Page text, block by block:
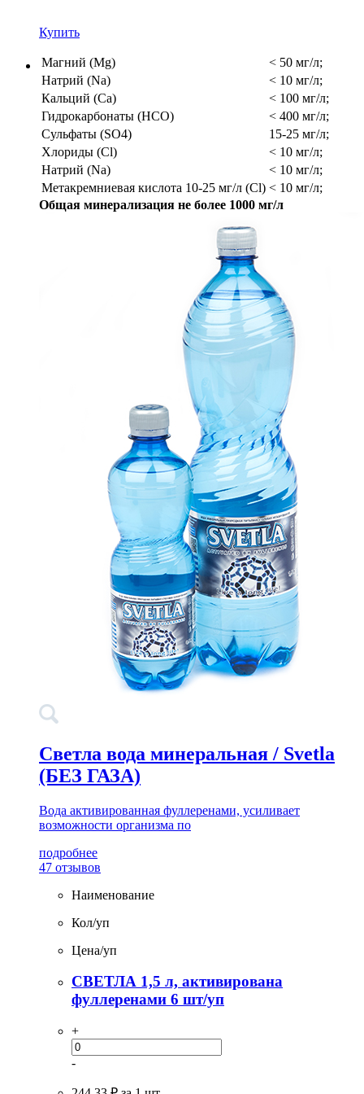
Купить
Магний (Mg)
< 50 мг/л;
Натрий (Na)
< 10 мг/л;
Кальций (Ca)
< 100 мг/л;
Гидрокарбонаты (HCO)
< 400 мг/л;
Сульфаты (SO4)
15-25 мг/л;
Хлориды (Cl)
< 10 мг/л;
Натрий (Na)
< 10 мг/л;
Метакремниевая кислота 10-25 мг/л (Cl) < 10 мг/л;
Общая минерализация не более 1000 мг/л
Светла вода минеральная / Svetla
(БЕЗ ГАЗА)
Вода активированная фуллеренами, усиливает
возможности организма по
подробнее
47 отзывов
Наименование
Кол/уп
Цена/уп
СВЕТЛА 1,5 л, активирована
фуллеренами 6 шт/уп
+
-